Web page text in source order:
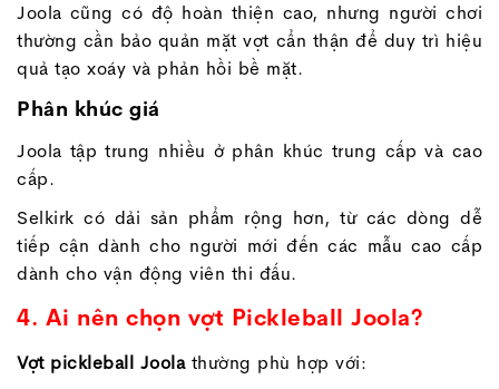
Joola cũng có độ hoàn thiện cao, nhưng người chơi
thường cần bảo quản mặt vợt cẩn thận để duy trì hiệu
quả tạo xoáy và phản hồi bề mặt.
Phân khúc giá
Joola tập trung nhiều ở phân khúc trung cấp và cao
cấp.
Selkirk có dải sản phẩm rộng hơn, từ các dòng dễ
tiếp cận dành cho người mới đến các mẫu cao cấp
dành cho vận động viên thi đấu.
4. Ai nên chọn vợt Pickleball Joola?
Vợt pickleball Joolathường phù hợp với: